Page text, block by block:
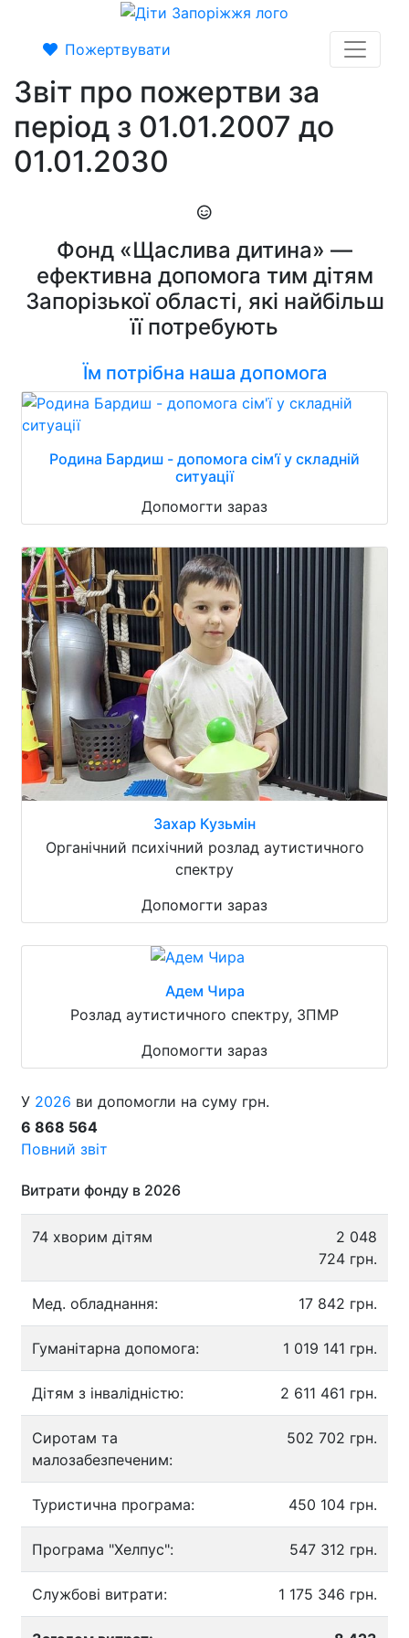
Пожертвувати
Звіт про пожертви за
період з 01.01.2007 до
01.01.2030
Фонд «Щаслива дитина» —
ефективна допомога тим дітям
Запорізької області, які найбільш
її потребують
Їм потрібна наша допомога
Родина Бардиш - допомога сім'ї у складній
ситуації
Допомогти зараз
Захар Кузьмін
Органічний психічний розлад аутистичного
спектру
Допомогти зараз
Адем Чира
Розлад аутистичного спектру, ЗПМР
Допомогти зараз
У 2026 ви допомогли на суму грн.
6 868 564
Повний звіт
Витрати фонду в 2026
74 хворим дітям
2 048
724 грн.
Мед. обладнання: 17 842 грн.
Гуманітарна допомога: 1 019 141 грн.
Дітям з інвалідністю: 2 611 461 грн.
Сиротам та
малозабезпеченим:
502 702 грн.
Туристична програма: 450 104 грн.
Програма "Хелпус": 547 312 грн.
Службові витрати: 1 175 346 грн.